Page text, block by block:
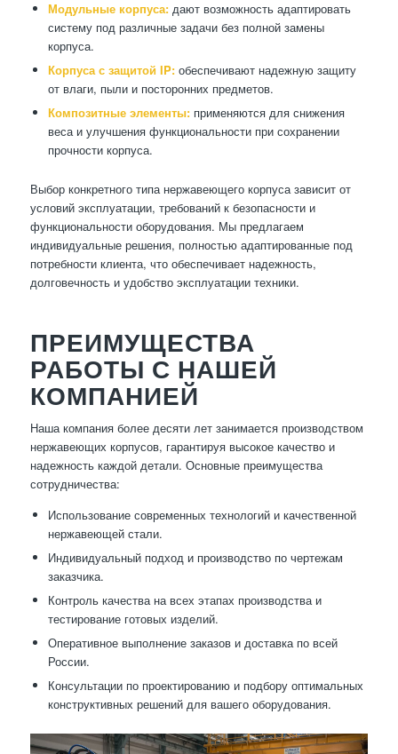
Модульные корпуса:дают возможность адаптировать
систему под различные задачи без полной замены
корпуса.
Корпуса с защитой IP:обеспечивают надежную защиту
от влаги, пыли и посторонних предметов.
Композитные элементы:применяются для снижения
веса и улучшения функциональности при сохранении
прочности корпуса.
Выбор конкретного типа нержавеющего корпуса зависит от
условий эксплуатации, требований к безопасности и
функциональности оборудования. Мы предлагаем
индивидуальные решения, полностью адаптированные под
потребности клиента, что обеспечивает надежность,
долговечность и удобство эксплуатации техники.
ПРЕИМУЩЕСТВА
РАБОТЫ С НАШЕЙ
КОМПАНИЕЙ
Наша компания более десяти лет занимается производством
нержавеющих корпусов, гарантируя высокое качество и
надежность каждой детали. Основные преимущества
сотрудничества:
Использование современных технологий и качественной
нержавеющей стали.
Индивидуальный подход и производство по чертежам
заказчика.
Контроль качества на всех этапах производства и
тестирование готовых изделий.
Оперативное выполнение заказов и доставка по всей
России.
Консультации по проектированию и подбору оптимальных
конструктивных решений для вашего оборудования.